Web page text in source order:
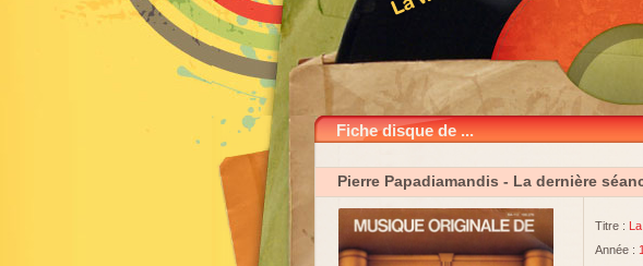
Fiche disque de ...
Pierre Papadiamandis - La dernière
Titre :
Année :